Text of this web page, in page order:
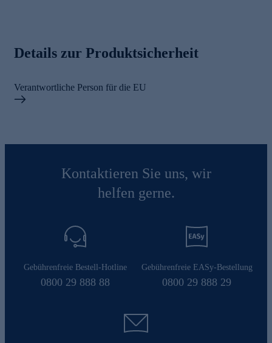
Details zur Produktsicherheit
Verantwortliche Person für die EU
Kontaktieren Sie uns, wir
helfen gerne.
Gebührenfreie Bestell-Hotline
0800 29 888 88
Gebührenfreie EASy-Bestellung
0800 29 888 29